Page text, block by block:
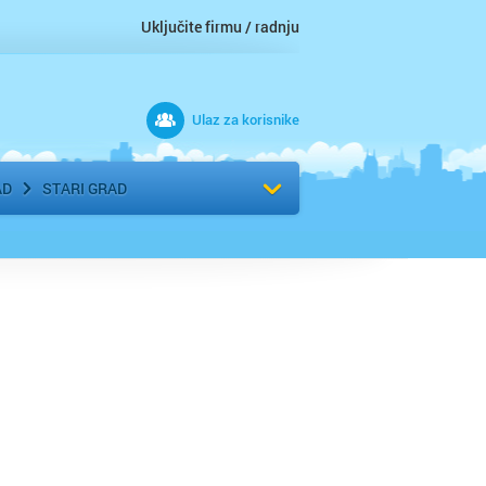
Uključite firmu / radnju
Ulaz za korisnike
STARI GRADIzaberite komšiluk